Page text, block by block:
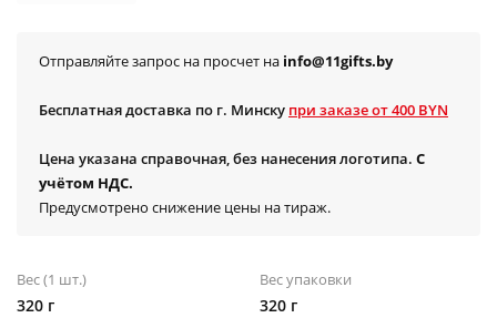
Отправляйте запрос на просчет на info@11gifts.by
Бесплатная доставка по г. Минску при заказе от 400 BYN
Цена указана справочная, без нанесения логотипа. С
учётом НДС.
Предусмотрено снижение цены на тираж.
Вес (1 шт.)
320 г
Вес упаковки
320 г